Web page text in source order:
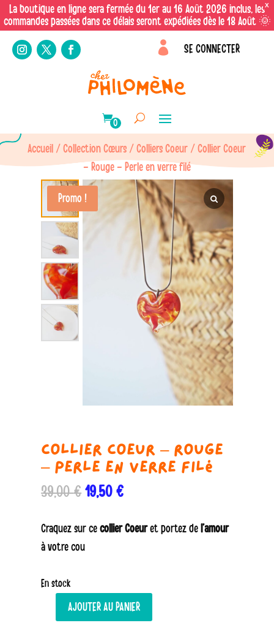
X
La boutique en ligne sera fermée du 1er au 16 Août 2026 inclus, les
commandes passées dans ce délais seront expédiées dès le 18 Août 🌞
 SE CONNECTER
0
Accueil /Collection Cœurs /Colliers Coeur / Collier Coeur
– Rouge – Perle en verre filé
Promo !
Collier Coeur – Rouge
– Perle en verre filé
39,00€ Le
initial
était :
19,50 €Le
actuel
Craquez sur cecollier Coeuret portez del’amour
à votre cou
En stock
AJOUTER AU PANIER